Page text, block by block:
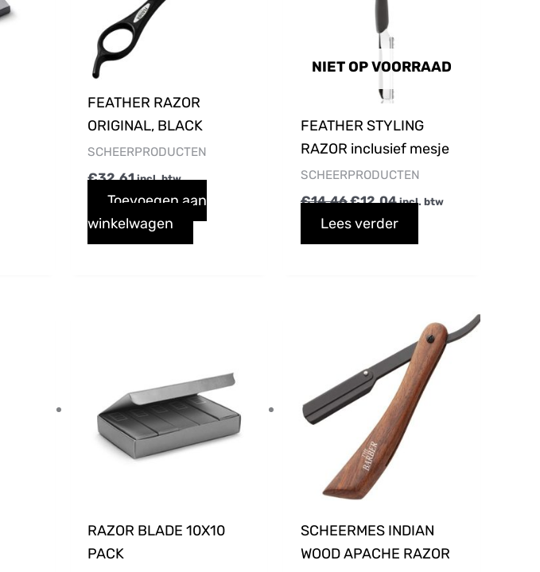
FEATHER RAZOR
ORIGINAL, BLACK
SCHEERPRODUCTEN
€32,61 incl. btw
Toevoegen aan
winkelwagen
NIET OP VOORRAAD
FEATHER STYLING
RAZOR inclusief mesje
SCHEERPRODUCTEN
€14,46€12,04 incl. btw
Lees verder
RAZOR BLADE 10X10
PACK
SCHEERMES INDIAN
WOOD APACHE RAZOR